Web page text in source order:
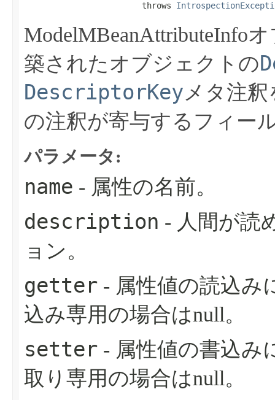
                        throws
ModelMBeanAttributeInfo
築されたオブジェクトの
DescriptorKeyメタ注
の注釈が寄与するフィー
パラメータ:
name - 属性の名前。
description - 人間が読
ョン。
getter - 属性値の読込み
込み専用の場合はnull。
setter - 属性値の書込み
取り専用の場合はnull。